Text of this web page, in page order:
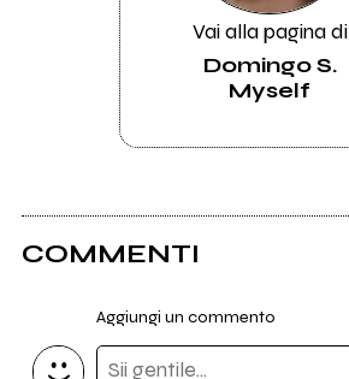
Vai alla pagina di
Domingo S.
Myself
COMMENTI
Aggiungi un commento